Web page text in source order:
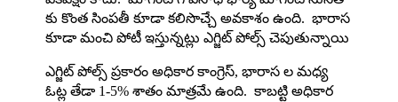
కు కొంత సింపతీ కూడా కలిసొచ్చే అవకాశం ఉంది. భారాస
కూడా మంచి పోటీ ఇస్తున్నట్లు ఎగ్జిట్ పోల్స్ చెపుతున్నాయి
ఎగ్జిట్ పోల్స్ ప్రకారం అధికార కాంగ్రెస్, భారాస ల మధ్య
ఓట్ల తేడా 1-5% శాతం మాత్రమే ఉంది. కాబట్టి అధికార